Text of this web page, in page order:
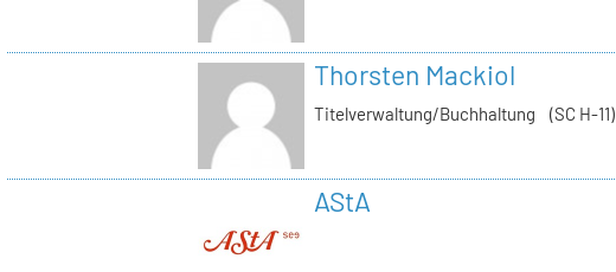
Thorsten Mackiol
Titelverwaltung/Buchhaltung (SC H-11)
AStA